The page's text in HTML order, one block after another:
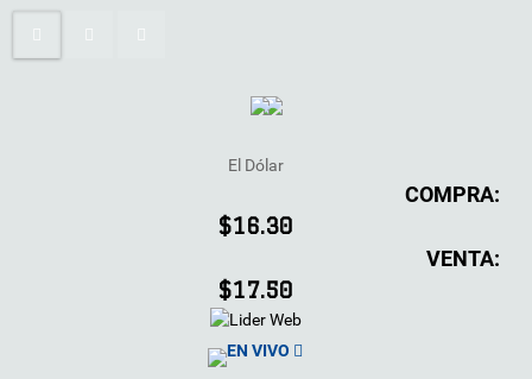
El Dólar
COMPRA:
$16.30
VENTA:
$17.50
EN VIVO